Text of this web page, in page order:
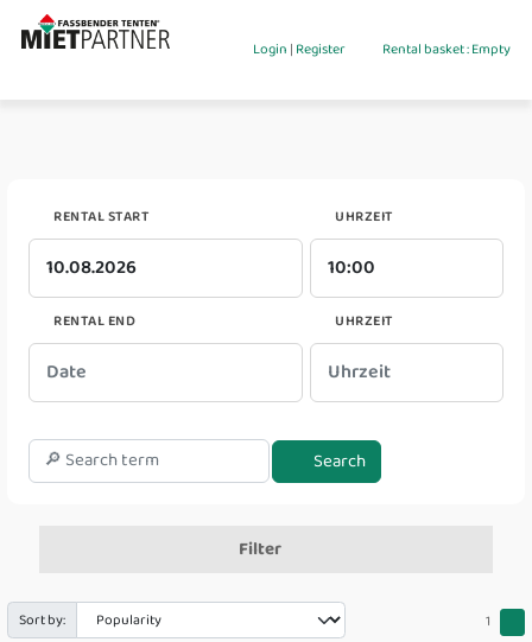
Login|Register Rental basket : Empty
RENTAL START UHRZEIT
RENTAL END UHRZEIT
Search
Filter
Sort by: 1